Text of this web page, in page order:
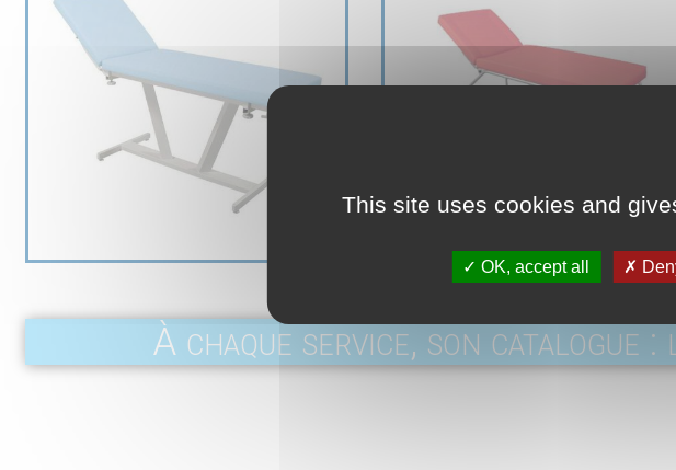
À chaque service, son catalogue
This site uses cookies and
OK, accept all